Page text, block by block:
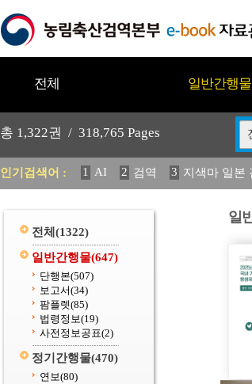
전체 일반간행물
총 1,322권 / 318,765 Pages
인기검색어 : 1 AI 2 검역 3 지색마 일본
11 2025 12 중독성 식물 도감
전체 (1322)
일반간행물(647)
단행본(507)
보고서(34)
팜플렛(85)
법령정보(19)
사전정보공표(2)
정기간행물(470)
연보(80)
일